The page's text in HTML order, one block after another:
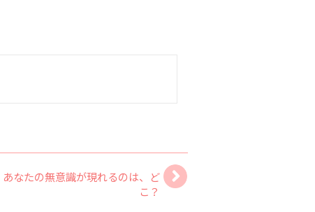
あなたの無意識が現れるのは、ど
こ？